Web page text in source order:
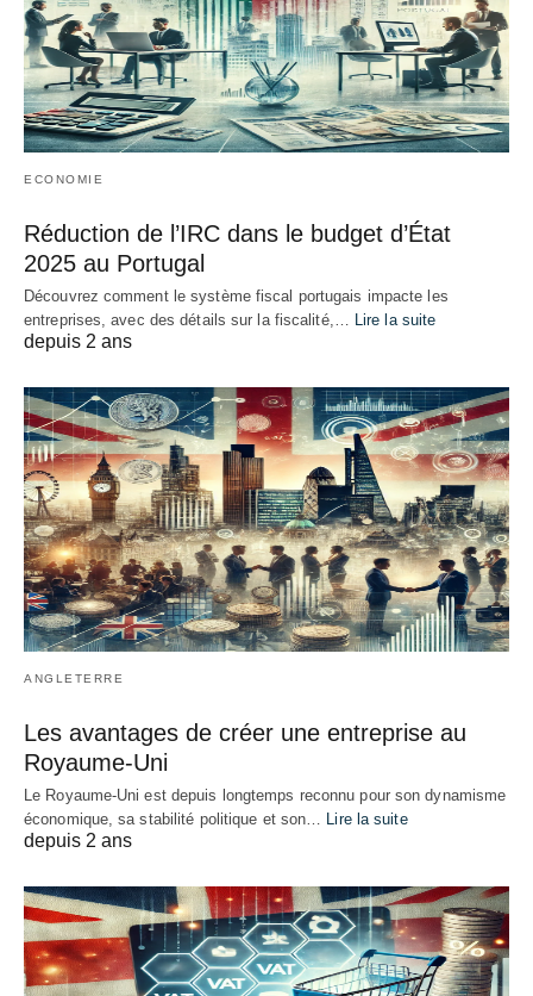
ECONOMIE
Réduction de l’IRC dans le budget d’État
2025 au Portugal
Découvrez comment le système fiscal portugais impacte les
entreprises, avec des détails sur la fiscalité,… Lire la suite
depuis 2 ans
ANGLETERRE
Les avantages de créer une entreprise au
Royaume-Uni
Le Royaume-Uni est depuis longtemps reconnu pour son dynamisme
économique, sa stabilité politique et son…
Lire la suite
depuis 2 ans